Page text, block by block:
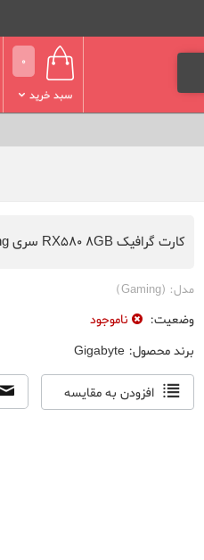
0
سبد خرید
کارت گرافیک RX580 8GB سری Gaming ساخت گیگابایت
مدل: (Gaming)
وضعیت:
ناموجود
برند محصول:Gigabyte
افزودن به مقایسه